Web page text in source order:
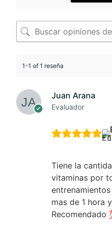
1-1 of 1 reseña
Juan Arana
Evaluador
Tiene la
vitaminas por
mas de 1 hora
Recomendado